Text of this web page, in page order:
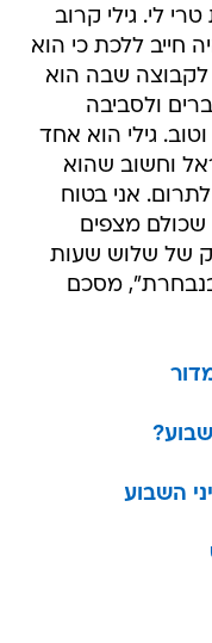
לי. גילי קרוב
חייב ללכת כי הוא
לקבוצה שבה הוא
ולסביבה
גילי הוא אחד
וחשוב שהוא
אני בטוח
מצפים
של שלוש שעות
בנבחרת", מסכם
השבוע